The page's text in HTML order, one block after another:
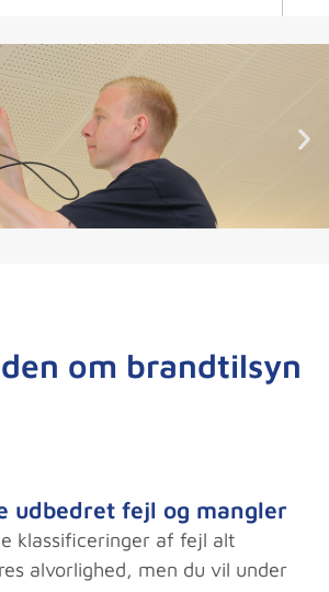
om brandtilsyn
udbedret fejl og mangler
klassificeringer af fejl alt
alvorlighed, men du vil under